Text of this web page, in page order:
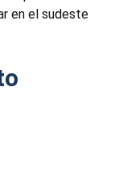
en el sudeste